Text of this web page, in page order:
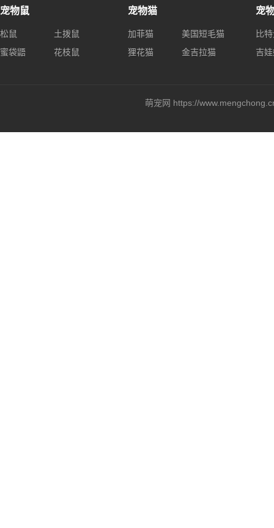
宠物鼠
松鼠
土拨鼠
蜜袋鼯
花枝鼠
宠物猫
加菲猫
美国短毛猫
狸花猫
金吉拉猫
宠
比
吉
萌宠网 https://